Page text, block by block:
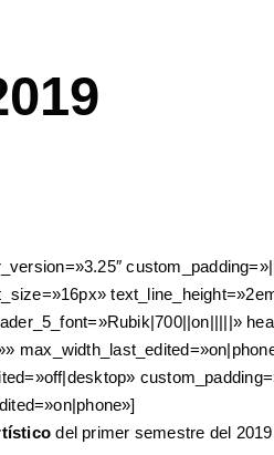
del primer semestre del